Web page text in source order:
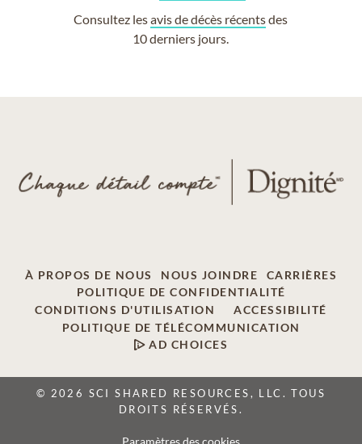
Consultez lesavis de décès récentsdes
10 derniers jours.
À PROPOS DE NOUS NOUS JOINDRE
CARRIÈRES
POLITIQUE DE CONFIDENTIALITÉ
CONDITIONS D'UTILISATION
ACCESSIBILITÉ
POLITIQUE DE TÉLÉCOMMUNICATION
AD CHOICES
© 2026 SCI SHARED RESOURCES, LLC. TOUS
DROITS RÉSERVÉS.